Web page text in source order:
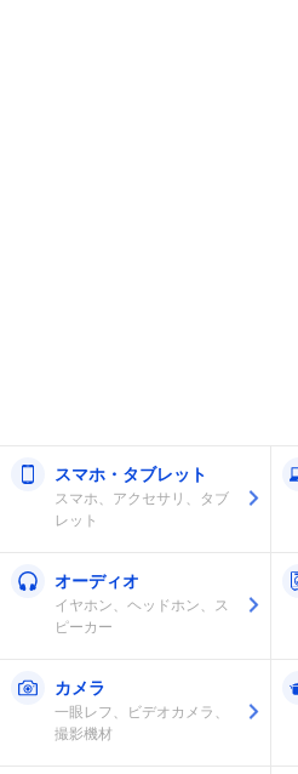
スマホ・タブレット
スマホ、アクセサリ、タブ
レット
オーディオ
イヤホン、ヘッドホン、ス
ピーカー
カメラ
一眼レフ、ビデオカメラ、
撮影機材